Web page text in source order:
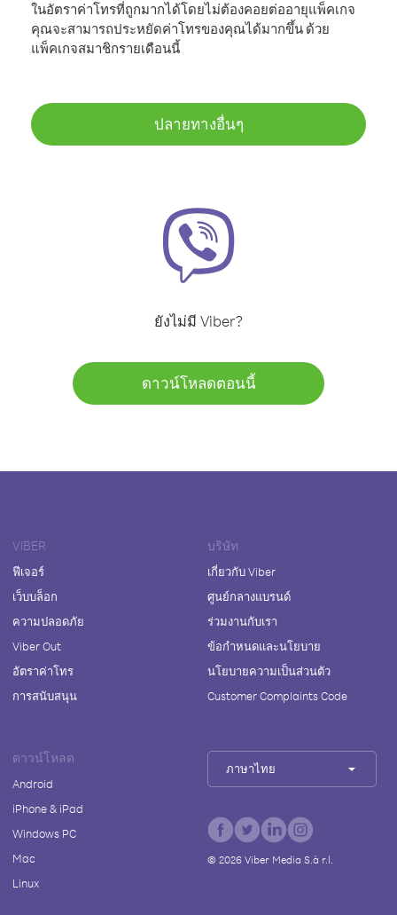
ในอัตราค่าโทรที่ถูกมากได้โดยไม่ต้องคอยต่ออายุแพ็คเกจ
คุณจะสามารถประหยัดค่าโทรของคุณได้มากขึ้น ด้วย
แพ็คเกจสมาชิกรายเดือนนี้
ปลายทางอื่นๆ
ยังไม่มี Viber?
ดาวน์โหลดตอนนี้
VIBER
ฟีเจอร์
เว็บบล็อก
ความปลอดภัย
Viber Out
อัตราค่าโทร
การสนับสนุน
บริษัท
เกี่ยวกับ Viber
ศูนย์กลางแบรนด์
ร่วมงานกับเรา
ข้อกำหนดและนโยบาย
นโยบายความเป็นส่วนตัว
Customer Complaints Code
ดาวน์โหลด
Android
iPhone & iPad
Windows PC
Mac
Linux
ภาษาไทย
© 2026Viber Media S.à r.l.